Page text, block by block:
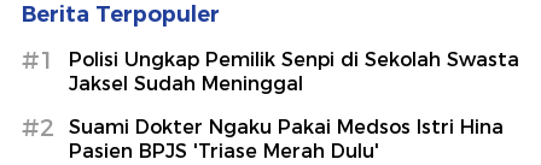
Berita Terpopuler
#1
Polisi Ungkap Pemilik Senpi di Sekolah Swasta
Jaksel Sudah Meninggal
#2
Suami Dokter Ngaku Pakai Medsos Istri Hina
Pasien BPJS 'Triase Merah Dulu'